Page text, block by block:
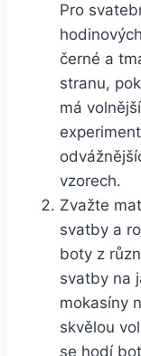
Pro
černé a
stranu,
má
vzorech.
Zvažte
svatby a
boty z
svatby na
mokasíny
skvělou
se hodí